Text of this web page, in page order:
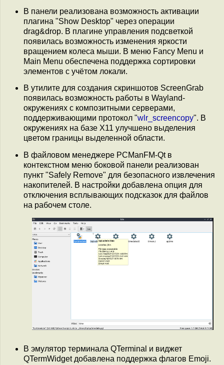
В панели реализована возможность активации
плагина "Show Desktop" через операции
drag&drop. В плагине управления подсветкой
появилась возможность изменения яркости
вращением колеса мыши. В меню Fancy Menu и
Main Menu обеспечена поддержка сортировки
элементов с учётом локали.
В утилите для создания скриншотов ScreenGrab
появилась возможность работы в Wayland-
окружениях с композитными серверами,
поддерживающими протокол "wlr_screencopy". В
окружениях на базе X11 улучшено выделения
цветом границы выделенной области.
В файловом менеджере PCManFM-Qt в
контекстном меню боковой панели реализован
пункт "Safely Remove" для безопасного извлечения
накопителей. В настройки добавлена опция для
отключения всплывающих подсказок для файлов
на рабочем столе.
В эмулятор терминала QTerminal и виджет
QTermWidget добавлена поддержка флагов Emoji.